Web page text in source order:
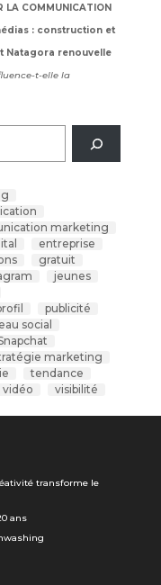
LA COMMUNICATION
: construction et
Natagora renouvelle
t-elle la
marketing
entreprise
gratuit
jeunes
publicité
social
marketing
tendance
vidéo
visibilité
transforme le
ans